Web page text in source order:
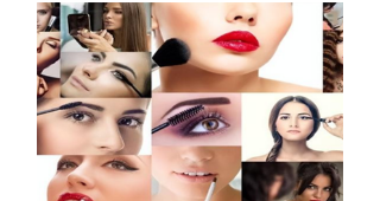
美学资讯
教学环境
名师风采
学员尊享